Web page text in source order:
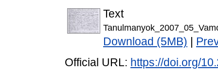
Text
Download (5MB)
Official URL: https://doi.org/